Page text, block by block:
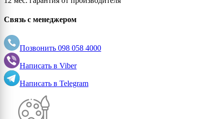
Связь с менеджером
Позвонить 098 058 4000
Написать в Viber
Написать в Telegram